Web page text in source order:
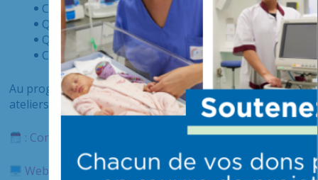
Comment éviter les piqûres ?
Que faire en cas de piqûres ?
Qui et quand consulter ?
Connaître la maladie de Lyme
Au programme de cette semaine :Webinaire – Stands et
ateliers
: Consultez le programme Tiques & Vous !
Webinaire Tique & Vous : inscription obligatoire